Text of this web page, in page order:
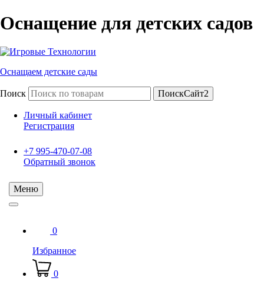
Оснащение для детских садов
Оснащаем детские сады
Поиск ПоискСайт2
Личный кабинет
Регистрация
+7 995-470-07-08
Обратный звонок
Меню
0
Избранное
0